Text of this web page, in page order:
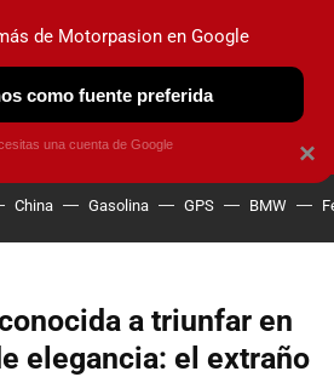
OBSERVATORIO
China Gasolina GPS BMW
a triunfar en
elegancia: el extraño
×
de Motorpasion en Google
como fuente preferida
una cuenta de Google